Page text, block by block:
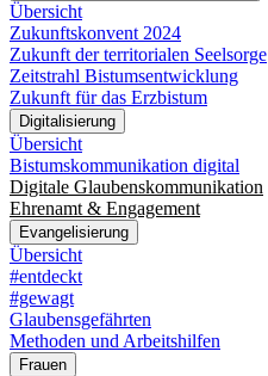
Übersicht
Zukunftskonvent 2024
Zukunft der territorialen Seelsorge
Zeitstrahl Bistumsentwicklung
Zukunft für das Erzbistum
Digitalisierung
Übersicht
Bistumskommunikation digital
Digitale Glaubenskommunikation
Ehrenamt & Engagement
Evangelisierung
Übersicht
#entdeckt
#gewagt
Glaubensgefährten
Methoden und Arbeitshilfen
Frauen